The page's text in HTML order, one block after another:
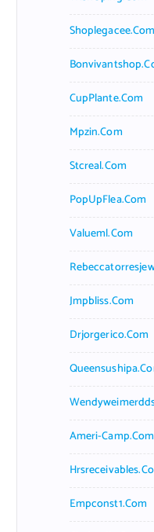
Shoplegacee.com
CupPlante.com
Mpzin.com
Stcreal.com
PopUpFlea.com
Valueml.com
Jmpbliss.com
Drjorgerico.com
Ameri-Camp.com
Empconst1.com